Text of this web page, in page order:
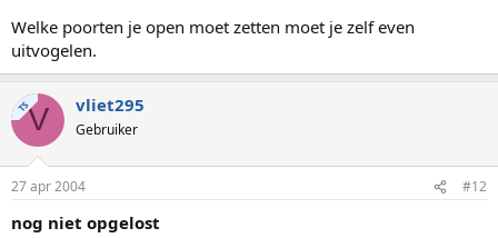
Welke poorten je open moet zetten moet je zelf even
uitvogelen.
TSV vliet295
Gebruiker
27 apr 2004 #12
nog niet opgelost